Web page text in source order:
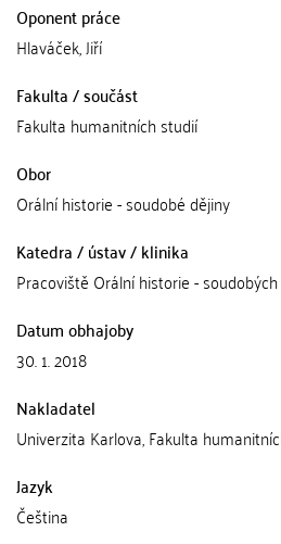
Oponent práce
Hlaváček, Jiří
Fakulta / součást
Fakulta humanitních studií
Obor
Orální historie - soudobé dějiny
Katedra / ústav / klinika
Pracoviště Orální historie -
Datum obhajoby
30. 1. 2018
Nakladatel
Univerzita Karlova, Fakulta
Jazyk
Čeština